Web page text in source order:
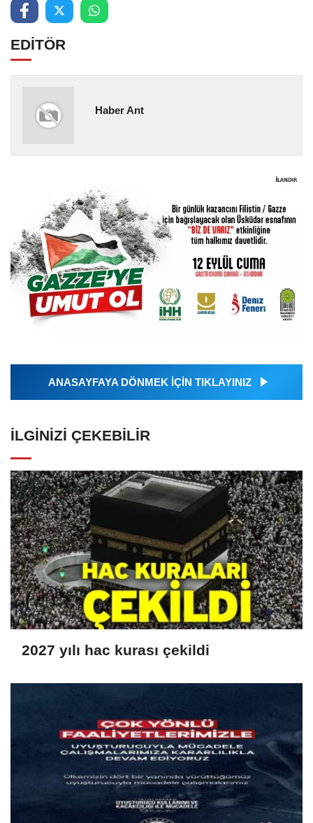
EDİTÖR
Haber Ant
ANASAYFAYA DÖNMEK İÇİN TIKLAYINIZ
İLGINIZI ÇEKEBILIR
2027 yılı hac kurası çekildi